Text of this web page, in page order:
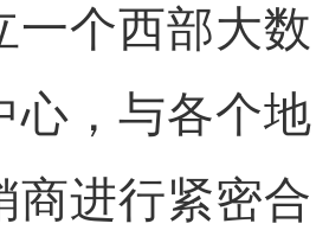
一个西部大数
心，与各个地
商进行紧密合